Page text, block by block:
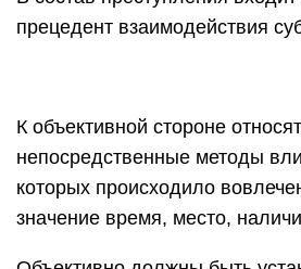
прецедент взаимодействия
К объективной стороне
непосредственные методы
которых происходило
значение время, место,